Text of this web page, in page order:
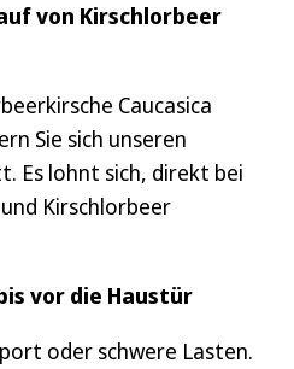
von Kirschlorbeer
Caucasica
Sie sich unseren
Es lohnt sich, direkt bei
Kirschlorbeer
vor die Haustür
oder schwere Lasten.